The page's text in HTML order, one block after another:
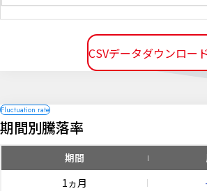
CSVデータダウンロード
期間別騰落率
期間
1ヵ月